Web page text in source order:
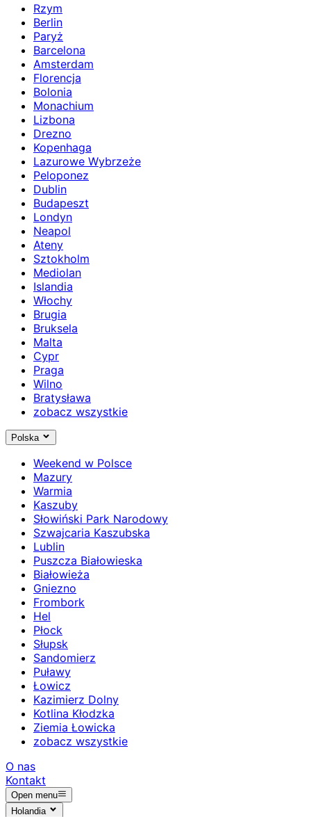
Rzym
Berlin
Paryż
Barcelona
Amsterdam
Florencja
Bolonia
Monachium
Lizbona
Drezno
Kopenhaga
Lazurowe Wybrzeże
Peloponez
Dublin
Budapeszt
Londyn
Neapol
Ateny
Sztokholm
Mediolan
Islandia
Włochy
Brugia
Bruksela
Malta
Cypr
Praga
Wilno
Bratysława
zobacz wszystkie
Polska
Weekend w Polsce
Mazury
Warmia
Kaszuby
Słowiński Park Narodowy
Szwajcaria Kaszubska
Lublin
Puszcza Białowieska
Białowieża
Gniezno
Frombork
Hel
Płock
Słupsk
Sandomierz
Puławy
Łowicz
Kazimierz Dolny
Kotlina Kłodzka
Ziemia Łowicka
zobacz wszystkie
O nas
Kontakt
Open menu
Holandia